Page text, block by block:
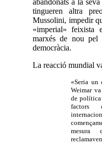
abandonats a la
tingueren altra
Mussolini, impedir
«imperial» feixista
marxés de nou
democràcia.
La reacció mundial
«Seria un
Weimar
de política
factors
mesura